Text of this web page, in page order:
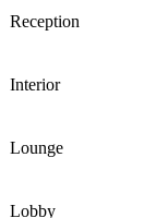
Reception
Interior
Lounge
Lobby